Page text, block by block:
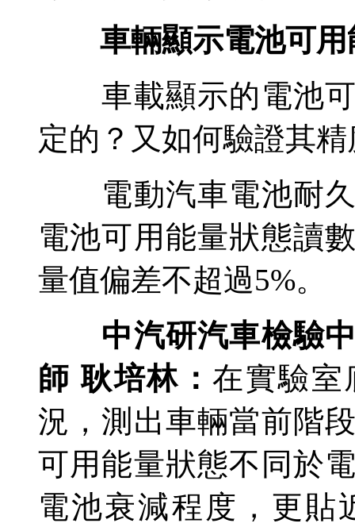
車輛顯示電池可
車載顯示的電池可
定的？又如何驗證其
電動汽車電池耐久
電池可用能量狀態讀
量值偏差不超過5%。
中汽研汽車檢驗中
師 耿培林：在實驗室
況，測出車輛當前階
可用能量狀態不同於
電池衰減程度，更貼